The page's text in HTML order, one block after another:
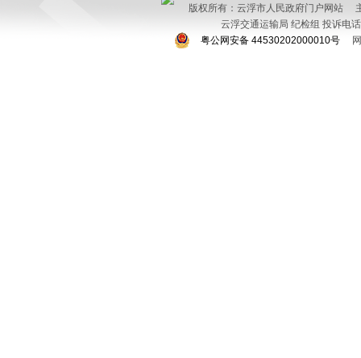
版权所有：云浮市人民政府门户网站
云浮交通运输局 纪检组 投诉
粤公网安备 44530202000010号网